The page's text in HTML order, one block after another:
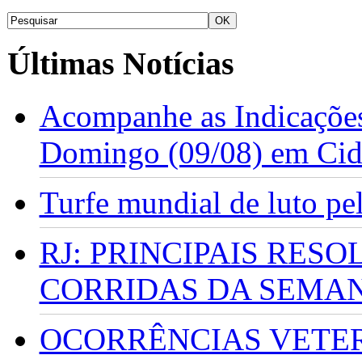
Últimas Notícias
Acompanhe as
Domingo (09/08) em
Turfe mundial de luto
RJ: PRINCIPAIS
CORRIDAS DA
OCORRÊNCIAS